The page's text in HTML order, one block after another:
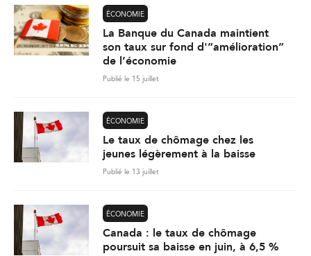
ÉCONOMIE
La Banque du Canada maintient
son taux sur fond d'”amélioration”
de l’économie
Publié le 15 juillet
ÉCONOMIE
Le taux de chômage chez les
jeunes légèrement à la baisse
Publié le 13 juillet
ÉCONOMIE
Canada : le taux de chômage
poursuit sa baisse en juin, à 6,5 %